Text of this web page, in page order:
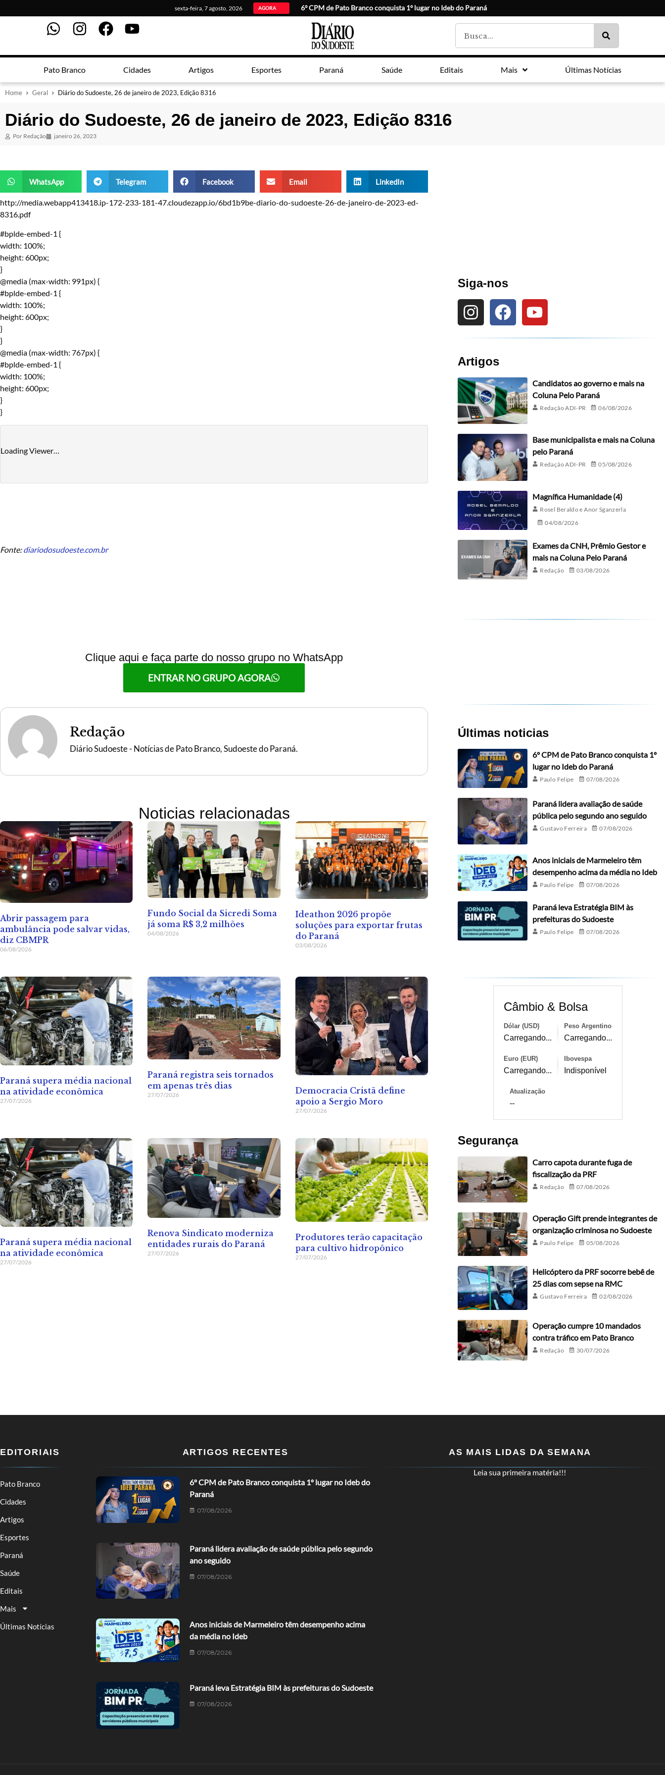
sexta-feira, 7 agosto, 2026 AGORA 6º CPM de Pato Branco conquista 1º lugar no Ideb do Paraná
Pato Branco Cidades Artigos Esportes Paraná Saúde Editais Mais Últimas Notícias
Home Geral Diário do Sudoeste, 26 de janeiro de 2023, Edição 8316
Diário do Sudoeste, 26 de janeiro de 2023, Edição 8316
Por Redação janeiro 26, 2023
WhatsApp Telegram Facebook Email LinkedIn
http://media.webapp413418.ip-172-233-181-47.cloudezapp.io/6bd1b9be-diario-do-sudoeste-26-de-janeiro-de-2023-ed-
8316.pdf
#bplde-embed-1 {
width: 100%;
height: 600px;
}
@media (max-width: 991px) {
#bplde-embed-1 {
width: 100%;
height: 600px;
}
}
@media (max-width: 767px) {
#bplde-embed-1 {
width: 100%;
height: 600px;
}
}
Loading Viewer…
Fonte:diariodosudoeste.com.br
Clique aqui e faça parte do nosso grupo no WhatsApp
ENTRAR NO GRUPO AGORA
Redação
Diário Sudoeste - Notícias de Pato Branco, Sudoeste do Paraná.
Noticias relacionadas
Abrir passagem para
ambulância pode salvar vidas,
diz CBMPR
06/08/2026
Fundo Social da Sicredi Soma
já soma R$ 3,2 milhões
04/08/2026
Ideathon 2026 propõe
soluções para exportar frutas
do Paraná
03/08/2026
Paraná supera média nacional
na atividade econômica
27/07/2026
Paraná registra seis tornados
em apenas três dias
27/07/2026
Democracia Cristã define
apoio a Sergio Moro
27/07/2026
Paraná supera média nacional
na atividade econômica
27/07/2026
Renova Sindicato moderniza
entidades rurais do Paraná
27/07/2026
Produtores terão capacitação
para cultivo hidropônico
27/07/2026
Siga-nos
Artigos
Candidatos ao governo e mais na
Coluna Pelo Paraná
Redação ADI-PR 06/08/2026
Base municipalista e mais na Coluna
pelo Paraná
Redação ADI-PR 05/08/2026
Magnífica Humanidade (4)
Rosel Beraldo e Anor Sganzerla
04/08/2026
Exames da CNH, Prêmio Gestor e
mais na Coluna Pelo Paraná
Redação 03/08/2026
Últimas noticias
6º CPM de Pato Branco conquista 1º
lugar no Ideb do Paraná
Paulo Felipe 07/08/2026
Paraná lidera avaliação de saúde
pública pelo segundo ano seguido
Gustavo Ferreira 07/08/2026
Anos iniciais de Marmeleiro têm
desempenho acima da média no Ideb
Paulo Felipe 07/08/2026
Paraná leva Estratégia BIM às
prefeituras do Sudoeste
Paulo Felipe 07/08/2026
Câmbio & Bolsa
Dólar (USD)
Carregando...
Peso Argentino
Carregando...
Euro (EUR)
Carregando...
Ibovespa
Indisponível
Atualização
--
Segurança
Carro capota durante fuga de
fiscalização da PRF
Redação 07/08/2026
Operação Gift prende integrantes de
organização criminosa no Sudoeste
Paulo Felipe 05/08/2026
Helicóptero da PRF socorre bebê de
25 dias com sepse na RMC
Gustavo Ferreira 02/08/2026
Operação cumpre 10 mandados
contra tráfico em Pato Branco
Redação 30/07/2026
EDITORIAIS
Pato Branco
Cidades
Artigos
Esportes
Paraná
Saúde
Editais
Mais
Últimas Notícias
ARTIGOS RECENTES
6º CPM de Pato Branco conquista 1º lugar no Ideb do
Paraná
07/08/2026
Paraná lidera avaliação de saúde pública pelo segundo
ano seguido
07/08/2026
Anos iniciais de Marmeleiro têm desempenho acima
da média no Ideb
07/08/2026
Paraná leva Estratégia BIM às prefeituras do Sudoeste
07/08/2026
AS MAIS LIDAS DA SEMANA
Leia sua primeira matéria!!!